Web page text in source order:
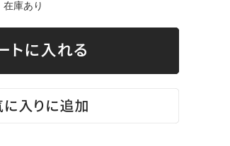
在庫あり